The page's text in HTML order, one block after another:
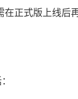
正式版上线后